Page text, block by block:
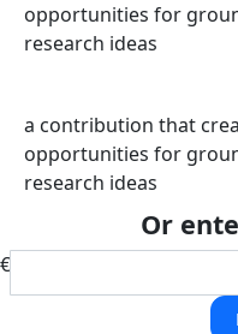
opportunities for
research ideas
a contribution that
opportunities for
research ideas
Or
€